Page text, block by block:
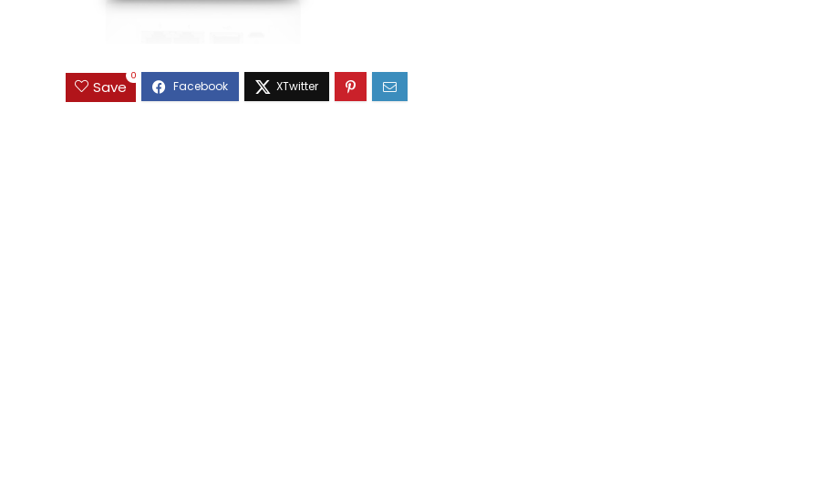
Save
0